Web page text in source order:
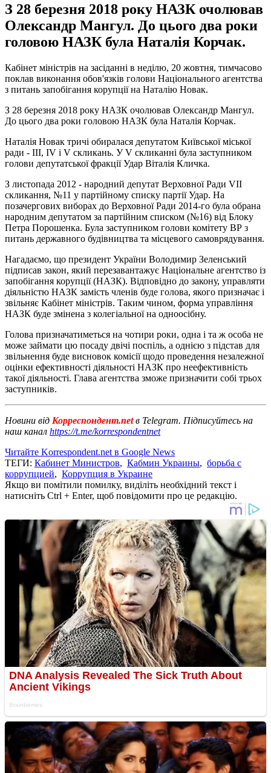
З 28 березня 2018 року НАЗК очолював
Олександр Мангул. До цього два роки
головою НАЗК була Наталія Корчак.
Кабінет міністрів на засіданні в неділю, 20 жовтня, тимчасово
поклав виконання обов'язків голови Національного агентства
з питань запобігання корупції на Наталію Новак.
З 28 березня 2018 року НАЗК очолював Олександр Мангул.
До цього два роки головою НАЗК була Наталія Корчак.
Наталія Новак тричі обиралася депутатом Київської міської
ради - III, IV і V скликань. У V скликанні була заступником
голови депутатської фракції Удар Віталія Кличка.
З листопада 2012 - народний депутат Верховної Ради VII
скликання, №11 у партійному списку партії Удар. На
позачергових виборах до Верховної Ради 2014-го була обрана
народним депутатом за партійним списком (№16) від Блоку
Петра Порошенка. Була заступником голови комітету ВР з
питань державного будівництва та місцевого самоврядування.
Нагадаємо, що президент України Володимир Зеленський
підписав закон, який перезавантажує Національне агентство із
запобігання корупції (НАЗК). Відповідно до закону, управляти
діяльністю НАЗК замість членів буде голова, якого призначає і
звільняє Кабінет міністрів. Таким чином, форма управління
НАЗК буде змінена з колегіальної на одноосібну.
Голова призначатиметься на чотири роки, одна і та ж особа не
може займати цю посаду двічі поспіль, а однією з підстав для
звільнення буде висновок комісії щодо проведення незалежної
оцінки ефективності діяльності НАЗК про неефективність
такої діяльності. Глава агентства зможе призначити собі трьох
заступників.
Новини від Корреспондент.netв Telegram. Підписуйтесь на
наш канал https://t.me/korrespondentnet
Читайте Korrespondent.net в Google News
ТЕГИ: Кабинет Министров, Кабмин Украины, борьба с
коррупцией, Коррупция в Украине
Якщо ви помітили помилку, виділіть необхідний текст і
натисніть Ctrl + Enter, щоб повідомити про це редакцію.